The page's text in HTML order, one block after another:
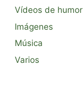
Vídeos de humor
Imágenes
Música
Varios